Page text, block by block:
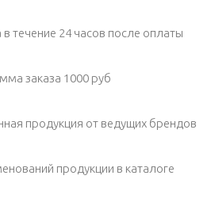
в течение 24 часов после оплаты
заказа 1000 руб
продукция от ведущих брендов
продукции в каталоге